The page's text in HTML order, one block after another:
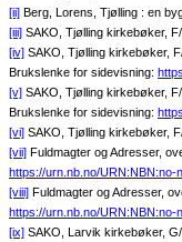
[ii] Berg, Lorens, Tjølling : en
[iii] SAKO, Tjølling kirkebøker,
[iv] SAKO, Tjølling kirkebøker,
Brukslenke for sidevisning:
[v] SAKO, Tjølling kirkebøker,
Brukslenke for sidevisning:
[vi] SAKO, Tjølling kirkebøker,
[vii] Fuldmagter og Adresser,
https://urn.nb.no/URN:NBN:no-
[viii] Fuldmagter og Adresser,
https://urn.nb.no/URN:NBN:no-
[ix] SAKO, Larvik kirkebøker,